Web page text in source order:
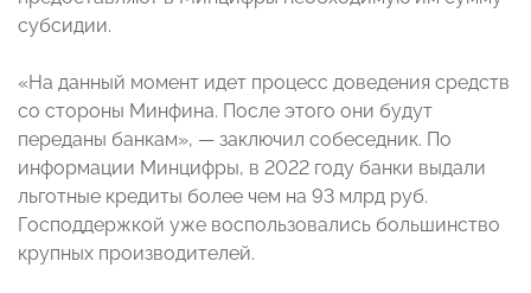
субсидии.
«На данный момент идет процесс доведения средств
со стороны Минфина. После этого они будут
переданы банкам», — заключил собеседник. По
информации Минцифры, в 2022 году банки выдали
льготные кредиты более чем на 93 млрд руб.
Господдержкой уже воспользовались большинство
крупных производителей.